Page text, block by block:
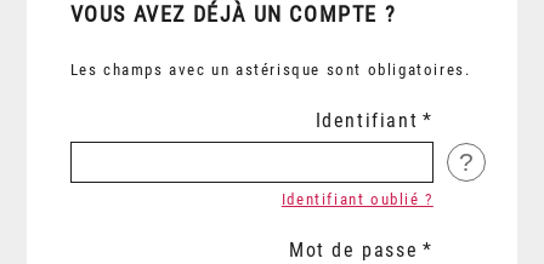
VOUS AVEZ DÉJÀ UN COMPTE ?
Les champs avec un astérisque sont obligatoires.
Identifiant
?
Identifiant oublié ?
Mot de passe